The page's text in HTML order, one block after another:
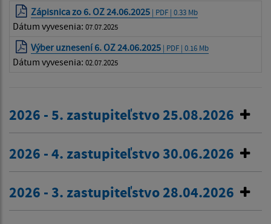
Zápisnica zo 6. OZ 24.06.2025 | PDF | 0.33 Mb
Dátum vyvesenia: 07.07.2025
Výber uznesení 6. OZ 24.06.2025 | PDF | 0.16 Mb
Dátum vyvesenia: 02.07.2025
2026 - 5. zastupiteľstvo 25.08.2026
2026 - 4. zastupiteľstvo 30.06.2026
2026 - 3. zastupiteľstvo 28.04.2026